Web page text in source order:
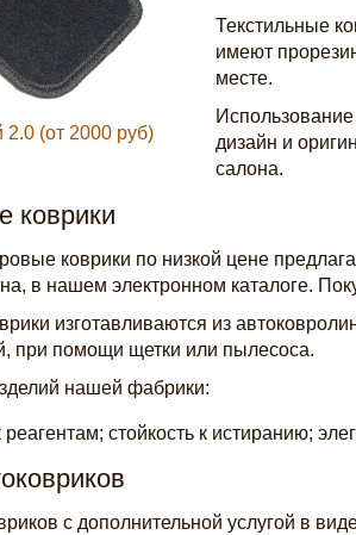
(от 2000 руб)
Текстильные
имеют
месте.
дизайн и
салона.
коврики
коврики по низкой цене
в нашем электронном каталоге.
изготавливаются из
при помощи щетки или пылесоса.
нашей фабрики:
реагентам; стойкость к истиранию;
с дополнительной услугой в